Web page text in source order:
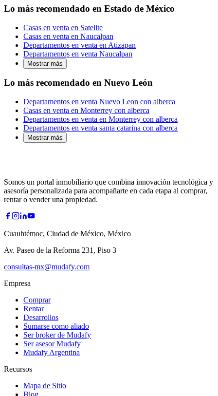
Lo más recomendado en Estado de México
Casas en venta en Satelite
Casas en venta en Naucalpan
Departamentos en venta en Atizapan
Departamentos en venta Naucalpan
Mostrar más
Lo más recomendado en Nuevo León
Departamentos en venta Nuevo Leon con alberca
Casas en venta en Monterrey con alberca
Departamentos en venta en Monterrey con alberca
Departamentos en venta santa catarina con alberca
Mostrar más
Somos un portal inmobiliario que combina innovación tecnológica y
asesoría personalizada para acompañarte en cada etapa al comprar,
rentar o vender una propiedad.
Cuauhtémoc, Ciudad de México, México
Av. Paseo de la Reforma 231, Piso 3
consultas-mx@mudafy.com
Empresa
Comprar
Rentar
Desarrollos
Sumarse como aliado
Ser broker de Mudafy
Ser asesor Mudafy
Mudafy Argentina
Recursos
Mapa de Sitio
Blog